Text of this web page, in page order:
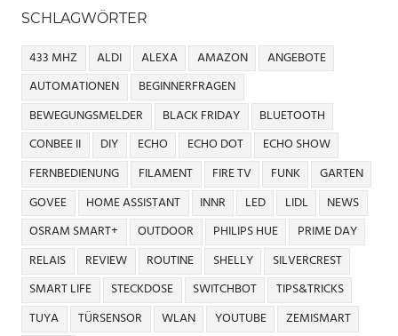
SCHLAGWÖRTER
433 MHZ ALDI ALEXA AMAZON
ANGEBOTE
AUTOMATIONEN
BEGINNERFRAGEN
BEWEGUNGSMELDER
BLACK FRIDAY
BLUETOOTH
CONBEE II
DIY ECHO ECHO DOT
ECHO SHOW
FERNBEDIENUNG
FILAMENT FIRE TV FUNK
GARTEN
GOVEE
HOME ASSISTANT INNR LED LIDL
NEWS
OSRAM SMART+
OUTDOOR PHILIPS HUE
PRIME DAY
RELAIS
REVIEW ROUTINE SHELLY
SILVERCREST
SMART LIFE
STECKDOSE SWITCHBOT
TIPS&TRICKS
TUYA
TÜRSENSOR WLAN YOUTUBE
ZEMISMART